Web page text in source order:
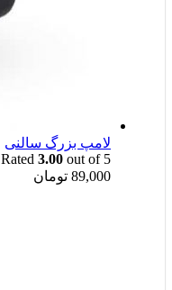
لامپ بزرگ سالنی
Rated 3.00 out of 5
89,000 تومان